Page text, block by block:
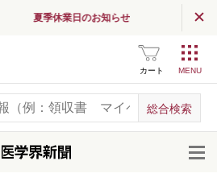
夏季休業日のお知らせ
カート